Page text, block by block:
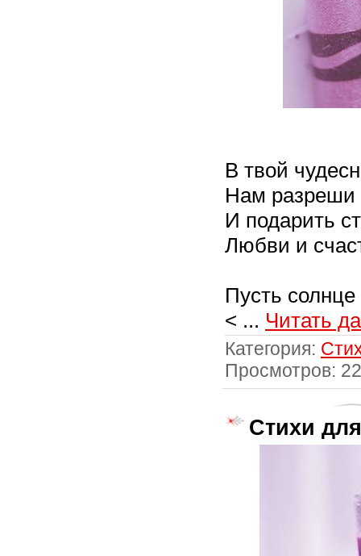
В твой
Нам разреши
И подарить
Любви и
Пусть
< ... Читать
Категория:
Просмотров:
Стихи